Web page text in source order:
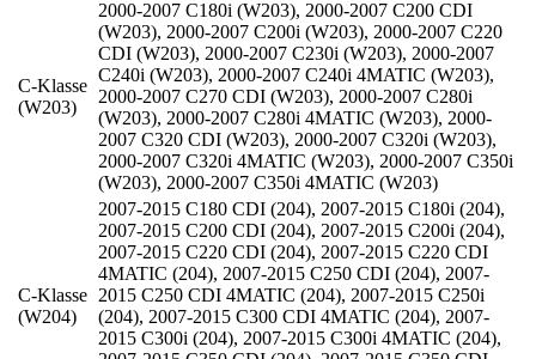
C-Klasse
(W203)
2000-2007 C180i (W203), 2000-2007 C200 CDI
(W203), 2000-2007 C200i (W203), 2000-2007 C220
CDI (W203), 2000-2007 C230i (W203), 2000-2007
C240i (W203), 2000-2007 C240i 4MATIC (W203),
2000-2007 C270 CDI (W203), 2000-2007 C280i
(W203), 2000-2007 C280i 4MATIC (W203), 2000-
2007 C320 CDI (W203), 2000-2007 C320i (W203),
2000-2007 C320i 4MATIC (W203), 2000-2007 C350i
(W203), 2000-2007 C350i 4MATIC (W203)
C-Klasse
(W204)
2007-2015 C180 CDI (204), 2007-2015 C180i (204),
2007-2015 C200 CDI (204), 2007-2015 C200i (204),
2007-2015 C220 CDI (204), 2007-2015 C220 CDI
4MATIC (204), 2007-2015 C250 CDI (204), 2007-
2015 C250 CDI 4MATIC (204), 2007-2015 C250i
(204), 2007-2015 C300 CDI 4MATIC (204), 2007-
2015 C300i (204), 2007-2015 C300i 4MATIC (204),